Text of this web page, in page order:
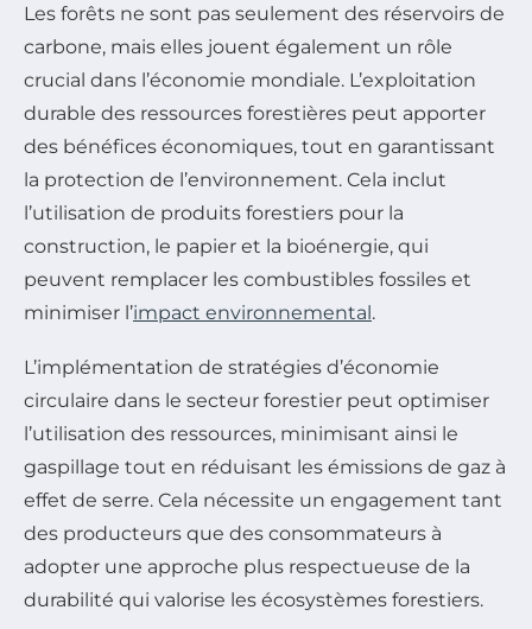
Les forêts ne sont pas seulement des réservoirs de
carbone, mais elles jouent également un rôle
crucial dans l’économie mondiale. L’exploitation
durable des ressources forestières peut apporter
des bénéfices économiques, tout en garantissant
la protection de l’environnement. Cela inclut
l’utilisation de produits forestiers pour la
construction, le papier et la bioénergie, qui
peuvent remplacer les combustibles fossiles et
minimiser l’impact environnemental .
L’implémentation de stratégies d’économie
circulaire dans le secteur forestier peut optimiser
l’utilisation des ressources, minimisant ainsi le
gaspillage tout en réduisant les émissions de gaz à
effet de serre. Cela nécessite un engagement tant
des producteurs que des consommateurs à
adopter une approche plus respectueuse de la
durabilité qui valorise les écosystèmes forestiers.